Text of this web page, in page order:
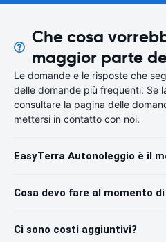
Che cosa
maggior parte
Le domande e le risposte che
delle domande più frequenti. Se
consultare la pagina delle
mettersi in contatto con noi.
EasyTerra Autonoleggio è il
Cosa devo fare al momento
Ci sono costi aggiuntivi?